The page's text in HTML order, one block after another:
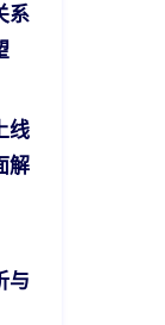
系
线
解
与